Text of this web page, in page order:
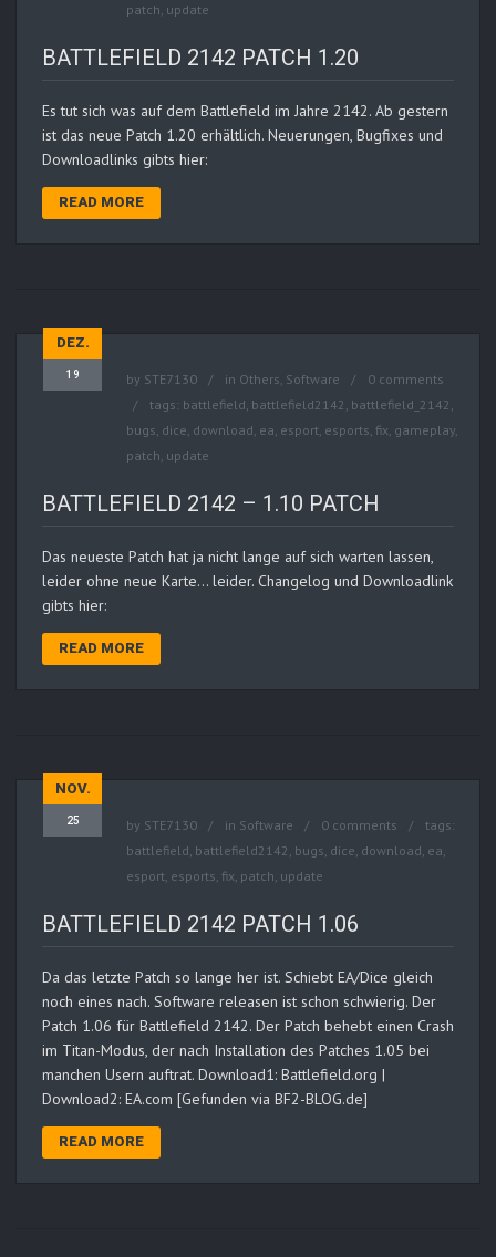
patch, update
BATTLEFIELD 2142 PATCH 1.20
Es tut sich was auf dem Battlefield im Jahre 2142. Ab gestern
ist das neue Patch 1.20 erhältlich. Neuerungen, Bugfixes und
Downloadlinks gibts hier:
READ MORE
DEZ.
19 by STE7130 in Others, Software
0 comments
tags: battlefield, battlefield2142 , battlefield_2142 ,
bugs, dice, download, ea, esport, esports, fix, gameplay,
patch, update
BATTLEFIELD 2142 – 1.10 PATCH
Das neueste Patch hat ja nicht lange auf sich warten lassen,
leider ohne neue Karte… leider. Changelog und Downloadlink
gibts hier:
READ MORE
NOV.
25 by STE7130 in Software 0 comments
tags:
battlefield, battlefield2142 , bugs, dice, download, ea,
esport, esports, fix, patch, update
BATTLEFIELD 2142 PATCH 1.06
Da das letzte Patch so lange her ist. Schiebt EA/Dice gleich
noch eines nach. Software releasen ist schon schwierig. Der
Patch 1.06 für Battlefield 2142. Der Patch behebt einen Crash
im Titan-Modus, der nach Installation des Patches 1.05 bei
manchen Usern auftrat. Download1: Battlefield.org |
Download2: EA.com [Gefunden via BF2-BLOG.de]
READ MORE